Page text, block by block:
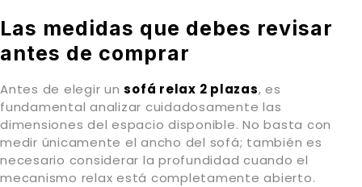
Las medidas que debes revisar
antes de comprar
Antes de elegir unsofá relax 2 plazas, es
fundamental analizar cuidadosamente las
dimensiones del espacio disponible. No basta con
medir únicamente el ancho del sofá; también es
necesario considerar la profundidad cuando el
mecanismo relax está completamente abierto.